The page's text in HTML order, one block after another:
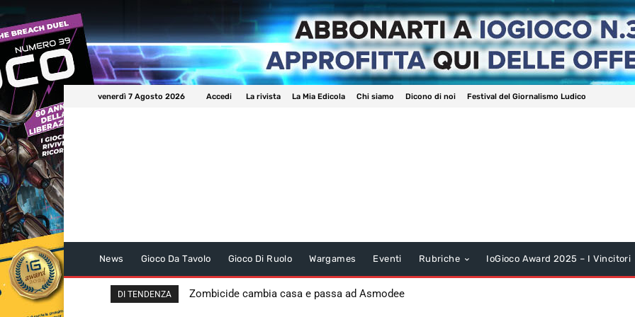
venerdì 7 Agosto 2026 Accedi La rivista La Mia Edicola Chi siamo Dicono di noi Festival del Giornalismo Ludico
News Gioco Da Tavolo Gioco Di Ruolo Wargames Eventi Rubriche IoGioco Award 2025 – I Vincitori
DI TENDENZA Zombicide cambia casa e passa ad Asmodee